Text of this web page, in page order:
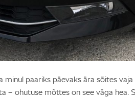
paariks päevaks ära sõites
– ohutuse mõttes on see väga